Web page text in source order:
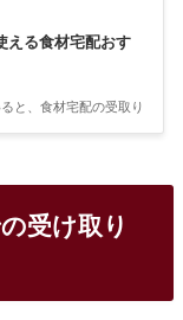
える食材宅配おす
と、食材宅配の受取り
実際に調べてわかった
ションでの食材宅配の
受け取り